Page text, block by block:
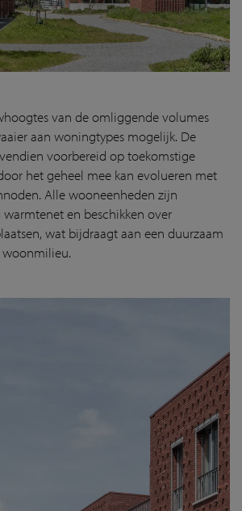
van de omliggende volumes
aan woningtypes mogelijk. De
voorbereid op toekomstige
het geheel mee kan evolueren met
Alle wooneenheden zijn
en beschikken over
wat bijdraagt aan een duurzaam